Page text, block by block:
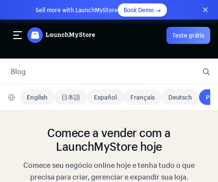
Sell more with LaunchMyStore Book Demo →
Teste grátis
Blog
English 日本語 Español Français Deutsch
Comece a vender com a
LaunchMyStore hoje
Comece seu negócio online hoje e tenha tudo o que
precisa para criar, gerenciar e expandir sua loja.